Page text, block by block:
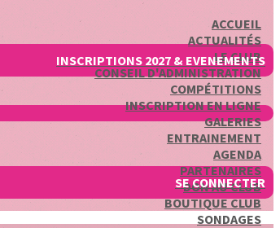
ACCUEIL
ACTUALITÉS
LE CLUB
CONSEIL D'ADMINISTRATION
COMPÉTITIONS
INSCRIPTION EN LIGNE
GALERIES
ENTRAINEMENT
AGENDA
PARTENAIRES
DON AU CLUB
BOUTIQUE CLUB
SONDAGES
INSCRIPTIONS 2027 & EVENEMENTS
SE CONNECTER